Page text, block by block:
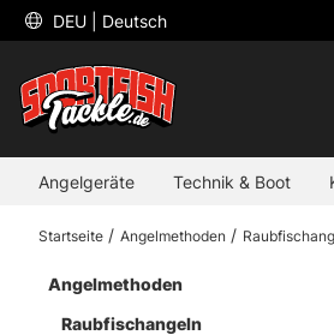
DEU | Deutsch
Angelgeräte Technik & Boot
Startseite Angelmethoden
Angelmethoden
Raubfischangeln